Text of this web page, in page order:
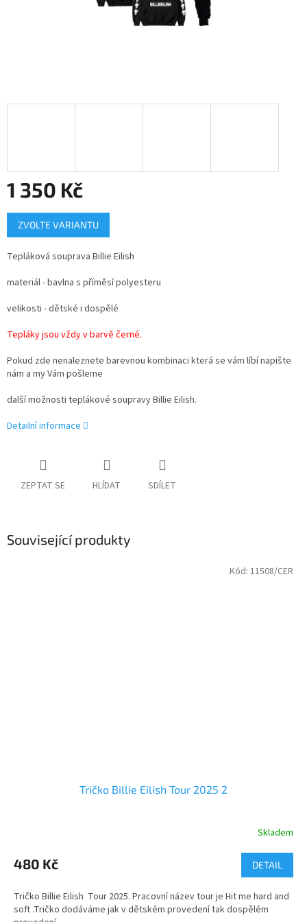
1 350 Kč
Měrná
cena:
ZVOLTE VARIANTU
Tepláková souprava Billie Eilish
materiál - bavlna s příměsí polyesteru
velikosti - dětské i dospělé
Tepláky jsou vždy v barvě černé.
Pokud zde nenaleznete barevnou kombinaci která se vám líbí napište
nám a my Vám pošleme
další možnosti teplákové soupravy Billie Eilish.
Detailní informace
ZEPTAT SE HLÍDAT SDÍLET
Související produkty
Tričko Billie Eilish Tour 2025 2
produktu
je
z
5
Skladem
480 Kč DETAIL
Tričko Billie Eilish Tour 2025. Pracovní název tour je Hit me hard and
soft .Tričko dodáváme jak v dětském provedení tak dospělém
Kód: 11508/CER